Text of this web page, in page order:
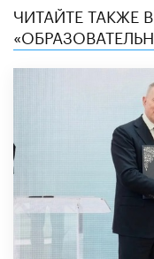
ЧИТАЙТЕ ТАКЖЕ